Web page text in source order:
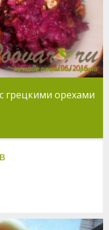
грецкими орехами